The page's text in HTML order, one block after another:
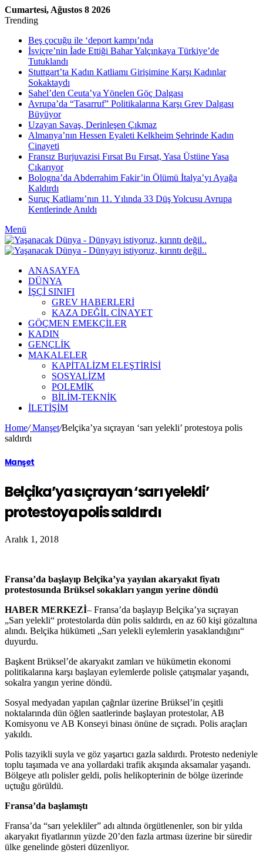
Cumartesi, Ağustos 8 2026
Trending
Beş çocuğu ile ‘deport kampı’nda
İsviçre’nin İade Ettiği Bahar Yalçınkaya Türkiye’de
Tutuklandı
Stuttgart’ta Kadın Katliamı Girişimine Karşı Kadınlar
Sokaktaydı
Sahel’den Ceuta’ya Yönelen Göç Dalgası
Avrupa’da “Tasarruf” Politikalarına Karşı Grev Dalgası
Büyüyor
Uzayan Savaş, Derinleşen Çıkmaz
Almanya’nın Hessen Eyaleti Kelkheim Şehrinde Kadın
Cinayeti
Fransız Burjuvazisi Fırsat Bu Fırsat, Yasa Üstüne Yasa
Çıkarıyor
Bologna’da Abderrahim Fakir’in Ölümü İtalya’yı Ayağa
Kaldırdı
Suruç Katliamı’nın 11. Yılında 33 Düş Yolcusu Avrupa
Kentlerinde Anıldı
Menü
ANASAYFA
DÜNYA
İŞÇİ SINIFI
GREV HABERLERİ
KAZA DEĞİL CİNAYET
GÖÇMEN EMEKÇİLER
KADIN
GENÇLİK
MAKALELER
KAPİTALİZM ELEŞTİRİSİ
SOSYALİZM
POLEMİK
BİLİM-TEKNİK
ILETIŞIM
Home/Manşet/Belçika’ya sıçrayan ‘sarı yelekli’ protestoya polis
saldırdı
Manşet
Belçika’ya sıçrayan ‘sarı yelekli’
protestoya polis saldırdı
Aralık 1, 2018
Fransa’da başlayıp Belçika’ya yayılan akaryakıt fiyatı
protestosunda Brüksel sokakları yangın yerine döndü
HABER MERKEZİ– Fransa’da başlayıp Belçika’ya sıçrayan
„Sarı yelekli“ protestolarda dün polis saldırdı, en az 60 kişi gözaltına
alındı. Belçika hükümeti „Sarı yelekli eylemlerin yasaklandığını“
duyurdu.
Başkent Brüksel’de akaryakıt zamları ve hükümetin ekonomi
politikalarına karşı başlayan eylemlerde polisle çatışmalar yaşandı,
sokalra yangın yerine döndü.
Sosyal medyadan yapılan çağrılar üzerine Brüksel’in çeşitli
noktalarında dün öğlen saatlerinde başlayan protestolar, AB
Komisyonu ve AB Konseyi binası önüne de sıçradı. Polis araçları
yakıldı.
Polis tazyikli suyla ve göz yaşartıcı gazla saldırdı. Protesto nedeniyle
toplu taşımada ve ana yollardaki trafik akışında aksamalar yaşandı.
Bölgeye atlı polisler geldi, polis helikopterinin de bölge üzerinde
uçtuğu görüldü.
Fransa’da başlamıştı
Fransa’da “sarı yelekliler” adı altında örgütlenenler, son bir yılda
akaryakıt fiyatlarının yüzde 20’den fazla artması üzerine bir süredir
ülke genelinde gösteri düzenliyor.